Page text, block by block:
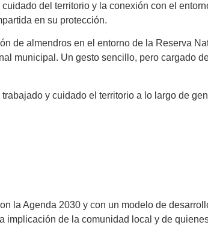
del territorio y la conexión con el
en su protección.
de almendros en el entorno de la Reserva
municipal. Un gesto sencillo, pero cargado
y cuidado el territorio a lo largo de
la Agenda 2030 y con un modelo de
de la comunidad local y de